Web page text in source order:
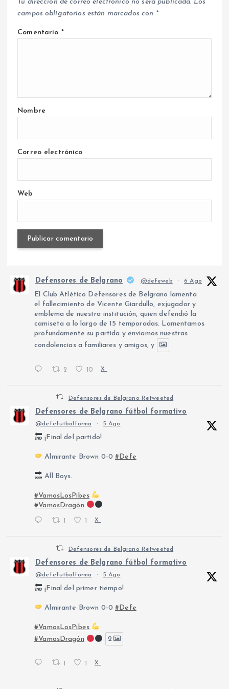
Tu dirección de correo electrónico no será publicada. Los
campos obligatorios están marcados con *
Comentario *
Nombre
Correo electrónico
Web
Defensores de Belgrano @defeweb · 6 Ago
El Club Atlético Defensores de Belgrano lamenta
el fallecimiento de Vicente Giardullo, exjugador y
emblema de nuestra institución, quien defendió la
camiseta a lo largo de 15 temporadas. Lamentamos
profundamente su partida y enviamos nuestras
condolencias a familiares y amigos, y
2 10 X
Defensores de Belgrano Retweeted
Defensores de Belgrano fútbol formativo
@defefutbolforma · 5 Ago
¡Final del partido!
Almirante Brown 0-0#Defe
All Boys.
#VamosLosPibes
#VamosDragón
X
Defensores de Belgrano Retweeted
Defensores de Belgrano fútbol formativo
@defefutbolforma · 5 Ago
¡Final del primer tiempo!
Almirante Brown 0-0#Defe
#VamosLosPibes
#VamosDragón
2
1 1 X